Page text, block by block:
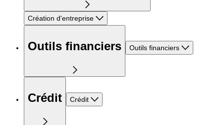
Création d'entreprise
Outils financiers Outils financiers
Crédit Crédit